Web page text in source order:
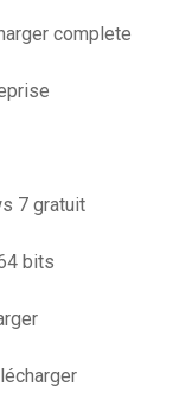
complete
7 gratuit
bits